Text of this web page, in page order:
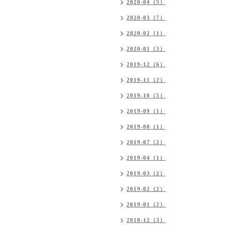
2020-04（5）
2020-03（7）
2020-02（1）
2020-01（3）
2019-12（6）
2019-11（2）
2019-10（5）
2019-09（1）
2019-08（1）
2019-07（2）
2019-04（1）
2019-03（2）
2019-02（2）
2019-01（2）
2018-12（3）